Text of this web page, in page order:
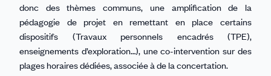
donc des thèmes communs, une amplification de la
pédagogie de projet en remettant en place certains
dispositifs (Travaux personnels encadrés (TPE),
enseignements d’exploration…), une co-intervention sur des
plages horaires dédiées, associée à de la concertation.